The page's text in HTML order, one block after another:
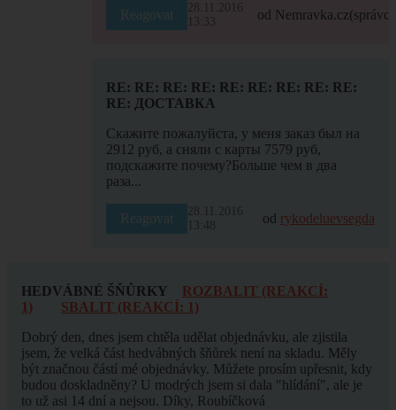
Reagovat
28.11.2016
od Nemravka.cz
RE: RE: RE: RE: RE: RE: RE: RE: RE:
RE: ДОСТАВКА
Скажите пожалуйста, у меня заказ был на
2912 руб, а сняли с карты 7579 руб,
подскажите почему?Больше чем в два
раза...
Reagovat
28.11.2016
13:48
od rykodeluevsegda
HEDVÁBNÉ ŠŇŮRKY
ROZBALIT (REAKCÍ:
1)
SBALIT (REAKCÍ: 1)
Dobrý den, dnes jsem chtěla udělat objednávku, ale zjistila
jsem, že velká část hedvábných šňůrek není na skladu. Měly
být značnou částí mé objednávky. Můžete prosím upřesnit, kdy
budou doskladněny? U modrých jsem si dala "hlídání", ale je
to už asi 14 dní a nejsou. Díky, Roubíčková